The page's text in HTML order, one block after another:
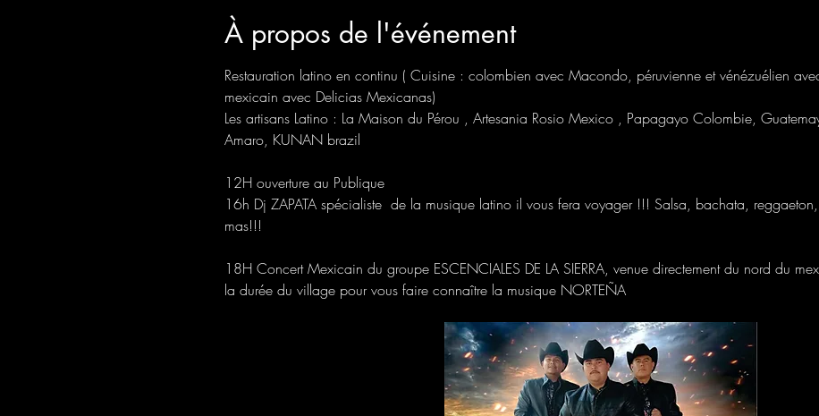
À propos de l'événement
Restauration latino en continu ( Cuisine : colombien avec Macondo, péruvienne et vénézuélien
mexicain avec Delicias Mexicanas)
Les artisans Latino : La Maison du Pérou , Artesania Rosio Mexico , Papagayo Colombie,
Amaro, KUNAN brazil
12H ouverture au Publique
16h Dj ZAPATA spécialiste  de la musique latino il vous fera voyager !!! Salsa, bachata,
mas!!!
18H Concert Mexicain du groupe ESCENCIALES DE LA SIERRA, venue directement du nord du
la durée du village pour vous faire connaître la musique NORTEÑA